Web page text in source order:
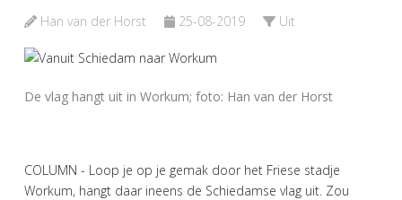
Han van der Horst 25-08-2019 Uit
De vlag hangt uit in Workum; foto: Han van der Horst
COLUMN - Loop je op je gemak door het Friese stadje
Workum, hangt daar ineens de Schiedamse vlag uit. Zou